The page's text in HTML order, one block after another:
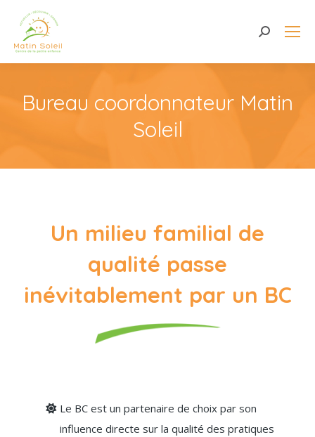
Recherche
Bureau coordonnateur Matin
Soleil
Un milieu familial de
qualité passe
inévitablement par un BC
Le BC est un partenaire de choix par son
influence directe sur la qualité des pratiques